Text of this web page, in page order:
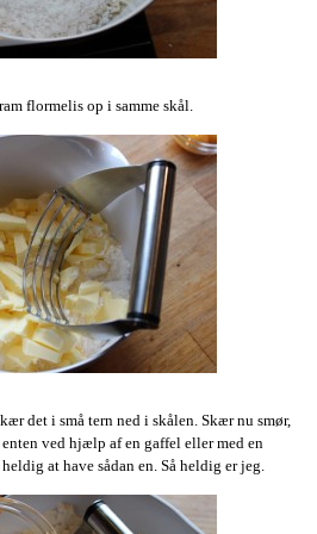
flormelis op i samme skål.
det i små tern ned i skålen. Skær nu smør,
ved hjælp af en gaffel eller med en
at have sådan en. Så heldig er jeg.